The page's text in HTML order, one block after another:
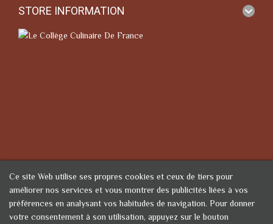
Ce site Web utilise ses propres cookies et ceux de tiers pour
améliorer nos services et vous montrer des publicités liées à vos
préférences en analysant vos habitudes de navigation. Pour donner
votre consentement à son utilisation, appuyez sur le bouton
STORE INFORMATION